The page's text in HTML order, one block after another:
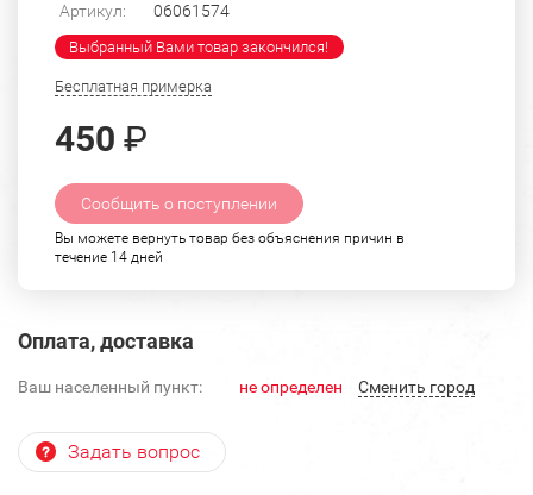
Артикул: 06061574
Выбранный Вами товар закончился!
Бесплатная примерка
450 ₽
Сообщить о поступлении
Вы можете вернуть товар без объяснения причин в
течение 14 дней
Оплата, доставка
Ваш населенный пункт: не определен Cменить город
Задать вопрос